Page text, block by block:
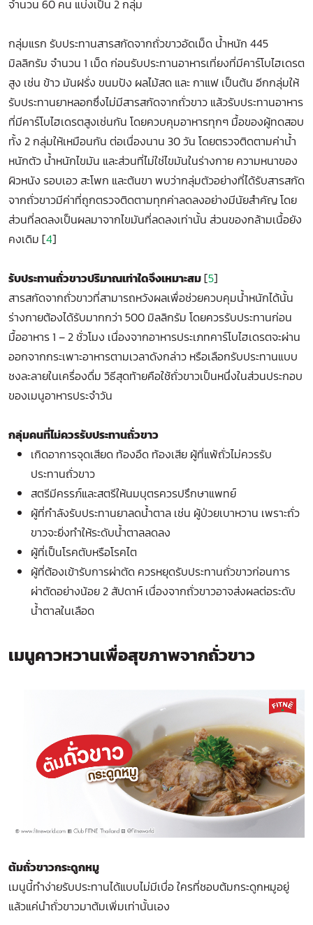
จำนวน 60 คน แบ่งเป็น 2 กลุ่ม
กลุ่มแรก รับประทานสารสกัดจากถั่วขาวอัดเม็ด น้ำหนัก 445
มิลลิกรัม จำนวน 1 เม็ด ก่อนรับประทานอาหารเที่ยงที่มีคาร์โบไฮเดรต
สูง เช่น ข้าว มันฝรั่ง ขนมปัง ผลไม้สด และ กาแฟ เป็นต้น อีกกลุ่มให้
รับประทานยาหลอกซึ่งไม่มีสารสกัดจากถั่วขาว แล้วรับประทานอาหาร
ที่มีคาร์โบไฮเดรตสูงเช่นกัน โดยควบคุมอาหารทุกๆ มื้อของผู้ทดสอบ
ทั้ง 2 กลุ่มให้เหมือนกัน ต่อเนื่องนาน 30 วัน โดยตรวจติดตามค่าน้ำ
หนักตัว น้ำหนักไขมัน และส่วนที่ไม่ใช่ไขมันในร่างกาย ความหนาของ
ผิวหนัง รอบเอว สะโพก และต้นขา พบว่ากลุ่มตัวอย่างที่ได้รับสารสกัด
จากถั่วขาวมีค่าที่ถูกตรวจติดตามทุกค่าลดลงอย่างมีนัยสำคัญ โดย
ส่วนที่ลดลงเป็นผลมาจากไขมันที่ลดลงเท่านั้น ส่วนของกล้ามเนื้อยัง
คงเดิม [4]
รับประทานถั่วขาวปริมาณเท่าใดจึงเหมาะสม[5]
สารสกัดจากถั่วขาวที่สามารถหวังผลเพื่อช่วยควบคุมน้ำหนักได้นั้น
ร่างกายต้องได้รับมากกว่า 500 มิลลิกรัม โดยควรรับประทานก่อน
มื้ออาหาร 1 – 2 ชั่วโมง เนื่องจากอาหารประเภทคาร์โบไฮเดรตจะผ่าน
ออกจากกระเพาะอาหารตามเวลาดังกล่าว หรือเลือกรับประทานแบบ
ชงละลายในเครื่องดื่ม วิธีสุดท้ายคือใช้ถั่วขาวเป็นหนึ่งในส่วนประกอบ
ของเมนูอาหารประจำวัน
กลุ่มคนที่ไม่ควรรับประทานถั่วขาว
เกิดอาการจุดเสียด ท้องอืด ท้องเสีย ผู้ที่แพ้ถั่วไม่ควรรับ
ประทานถั่วขาว
สตรีมีครรภ์และสตรีให้นมบุตรควรปรึกษาแพทย์
ผู้ที่กำลังรับประทานยาลดน้ำตาล เช่น ผู้ป่วยเบาหวาน เพราะถั่ว
ขาวจะยิ่งทำให้ระดับน้ำตาลลดลง
ผู้ที่เป็นโรคตับหรือโรคไต
ผู้ที่ต้องเข้ารับการผ่าตัด ควรหยุดรับประทานถั่วขาวก่อนการ
ผ่าตัดอย่างน้อย 2 สัปดาห์ เนื่องจากถั่วขาวอาจส่งผลต่อระดับ
น้ำตาลในเลือด
เมนูคาวหวานเพื่อสุขภาพจากถั่วขาว
ต้มถั่วขาวกระดูกหมู
เมนูนี้ทำง่ายรับประทานได้แบบไม่มีเบื่อ ใครที่ชอบต้มกระดูกหมูอยู่
แล้วแค่นำถั่วขาวมาต้มเพิ่มเท่านั้นเอง